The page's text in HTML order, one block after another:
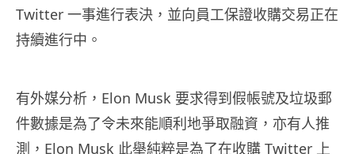
Twitter 一事進行表決，並向員工保證收購交易正在
持續進行中。
有外媒分析，Elon Musk 要求得到假帳號及垃圾郵
件數據是為了令未來能順利地爭取融資，亦有人推
測，Elon Musk 此舉純粹是為了在收購 Twitter 上